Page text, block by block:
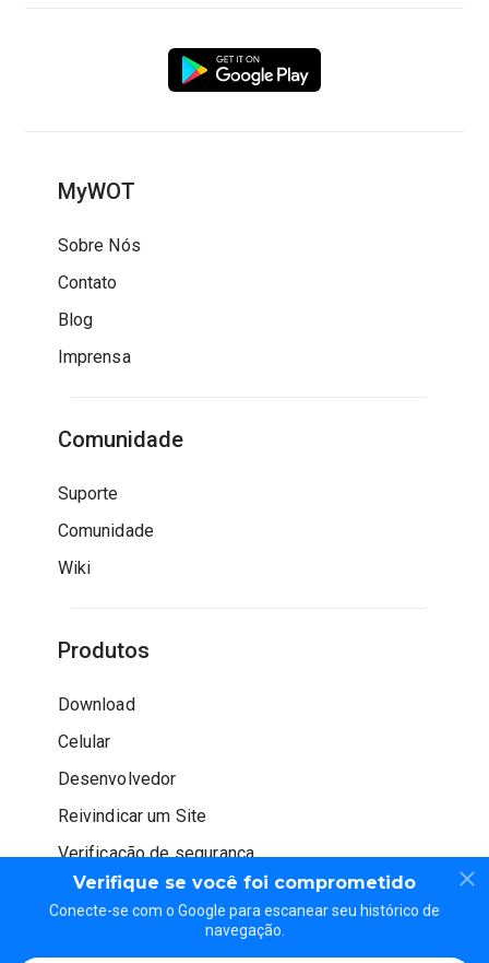
Verifique se você foi comprometido
Conecte-se com o Google para escanear seu histórico de
navegação.
MyWOT
Sobre Nós
Contato
Blog
Imprensa
Comunidade
Suporte
Comunidade
Wiki
Produtos
Download
Celular
Desenvolvedor
Reivindicar um Site
Verificação de segurança